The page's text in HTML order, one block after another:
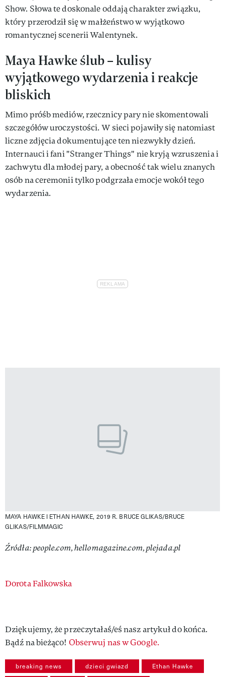
Show. Słowa te doskonale oddają charakter związku,
który przerodził się w małżeństwo w wyjątkowo
romantycznej scenerii Walentynek.
Maya Hawke ślub – kulisy
wyjątkowego wydarzenia i reakcje
bliskich
Mimo próśb mediów, rzecznicy pary nie skomentowali
szczegółów uroczystości. W sieci pojawiły się natomiast
liczne zdjęcia dokumentujące ten niezwykły dzień.
Internauci i fani "Stranger Things" nie kryją wzruszenia i
zachwytu dla młodej pary, a obecność tak wielu znanych
osób na ceremonii tylko podgrzała emocje wokół tego
wydarzenia.
MAYA HAWKE I ETHAN HAWKE, 2019 R. BRUCE GLIKAS/BRUCE
GLIKAS/FILMMAGIC
Źródła: people.com, hellomagazine.com, plejada.pl
Authors
Dorota Falkowska
Dziękujemy, że przeczytałaś/eś nasz artykuł do końca.
Bądź na bieżąco! Obserwuj nas w Google.
breaking news dzieci gwiazd Ethan Hawke